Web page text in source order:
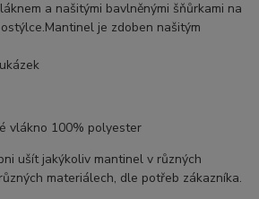
a našitými bavlněnými šňůrkami na
je zdoben našitým
vlákno 100% polyester
ušít jakýkoliv mantinel v různých
materiálech, dle potřeb zákazníka.